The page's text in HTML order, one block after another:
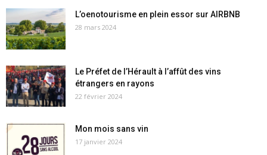
L’oenotourisme en plein essor sur AIRBNB
28 mars 2024
Le Préfet de l’Hérault à l’affût des vins
étrangers en rayons
22 février 2024
Mon mois sans vin
17 janvier 2024